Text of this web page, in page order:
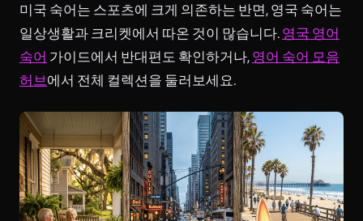
미국 숙어는 스포츠에 크게 의존하는 반면, 영국 숙어는
일상생활과 크리켓에서 따온 것이 많습니다. 영국 영어
숙어 가이드에서 반대편도 확인하거나, 영어 숙어 모음
허브 에서 전체 컬렉션을 둘러보세요.